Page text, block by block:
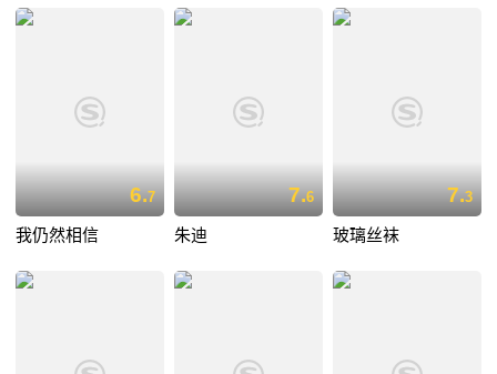
6.7
我仍然相信
7.6
朱迪
7.3
玻璃丝袜